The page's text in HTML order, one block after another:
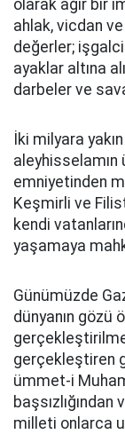
olarak ağır bir
ahlak, vicdan
değerler;
ayaklar altına
darbeler ve
İki milyara
emniyetinden
Keşmirli ve
kendi
yaşamaya
Günümüzde
dünyanın gözü
gerçekleştiren
ümmet-i
başsızlığından
milleti onlarca